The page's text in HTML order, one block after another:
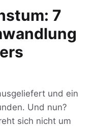
7
und ein
Und nun?
sich nicht um